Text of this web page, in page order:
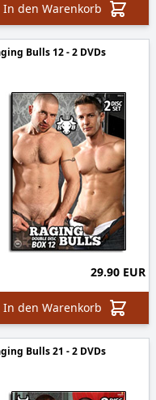
In den Warenkorb
Bulls 12 - 2 DVDs
29.90 EUR
In den Warenkorb
Bulls 21 - 2 DVDs